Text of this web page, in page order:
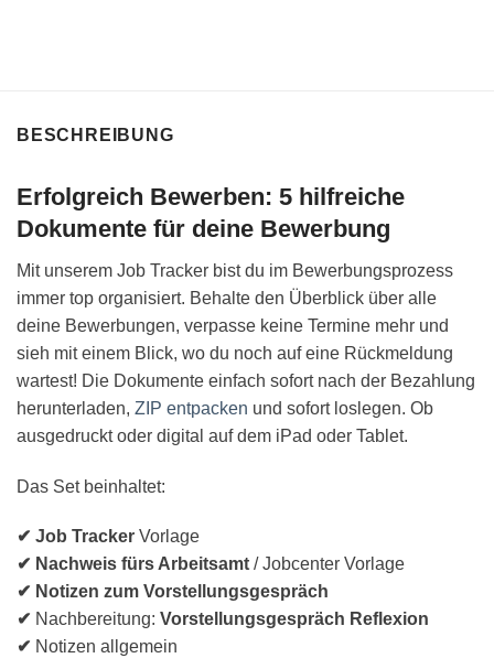
BESCHREIBUNG
Erfolgreich Bewerben: 5 hilfreiche
Dokumente für deine Bewerbung
Mit unserem Job Tracker bist du im Bewerbungsprozess
immer top organisiert. Behalte den Überblick über alle
deine Bewerbungen, verpasse keine Termine mehr und
sieh mit einem Blick, wo du noch auf eine Rückmeldung
wartest! Die Dokumente einfach sofort nach der Bezahlung
herunterladen, ZIP entpacken und sofort loslegen. Ob
ausgedruckt oder digital auf dem iPad oder Tablet.
Das Set beinhaltet:
✔ Job Tracker Vorlage
✔ Nachweis fürs Arbeitsamt / Jobcenter Vorlage
✔ Notizen zum Vorstellungsgespräch
✔ Nachbereitung: Vorstellungsgespräch Reflexion
✔ Notizen allgemein